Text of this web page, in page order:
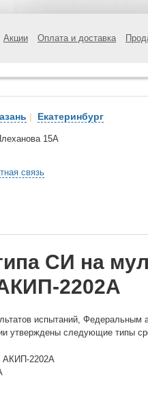
Акции Оплата и доставка
| Екатеринбург
15А
связь
СИ на
2202А
испытаний, Федеральным
утверждены следующие типы
АКИП-2202А